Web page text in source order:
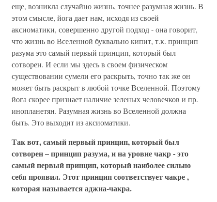
еще, возникла случайно жизнь, точнее разумная жизнь. В
этом смысле, йога дает нам, исходя из своей
аксиоматики, совершенно другой подход - она говорит,
что жизнь во Вселенной буквально кипит, т.к. принцип
разума это самый первый принцип, который был
сотворен. И если мы здесь в своем физическом
существовании сумели его раскрыть, точно так же он
может быть раскрыт в любой точке Вселенной. Поэтому
йога скорее признает наличие зеленых человечков и пр.
инопланетян. Разумная жизнь во Вселенной должна
быть. Это выходит из аксиоматики.
Так вот, самый первый принцип, который был
сотворен – принцип разума, и на уровне чакр - это
самый первый принцип, который наиболее сильно
себя проявил. Этот принцип соответствует чакре ,
которая называется аджна-чакра.